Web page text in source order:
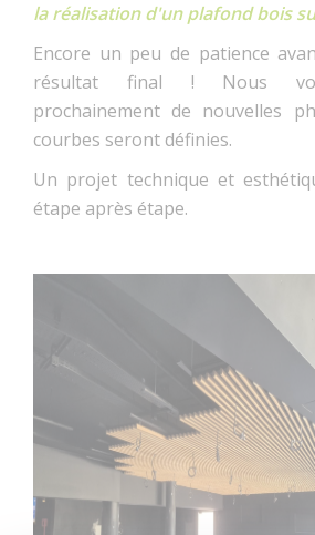
la réalisation d'un plafond bois
Encore un peu de patience
résultat final ! Nous
prochainement de nouvelles
courbes seront définies.
Un projet technique et
étape après étape.